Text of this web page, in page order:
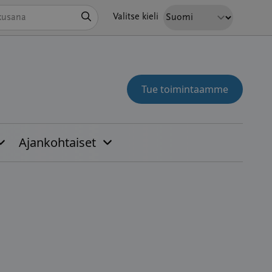
Valitse kieli
Tue toimintaamme
Ajankohtaiset